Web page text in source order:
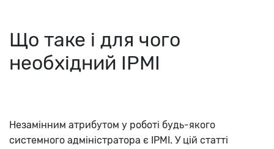
Що таке і для чого
необхідний IPMI
Незамінним атрибутом у роботі будь-якого
системного адміністратора є IPMI. У цій статті